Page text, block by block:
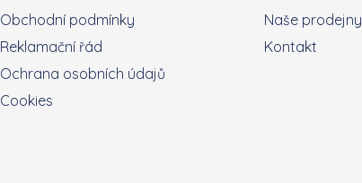
Obchodní podmínky
Reklamační řád
Ochrana osobních údajů
Cookies
Naše prodejny
Kontakt